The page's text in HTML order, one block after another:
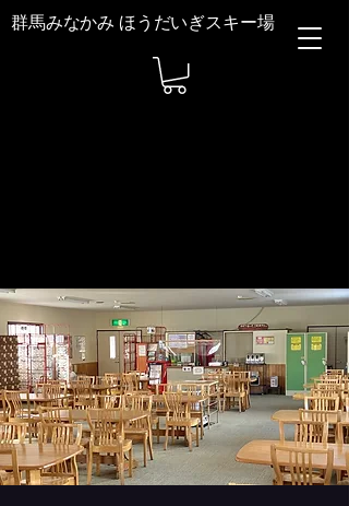
群馬みなかみ ほうだいぎスキー場